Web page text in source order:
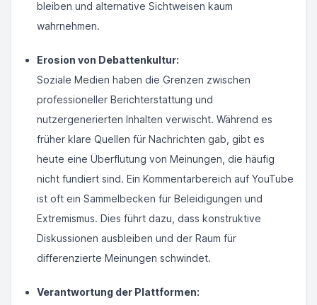
bleiben und alternative Sichtweisen kaum
wahrnehmen.
Erosion von Debattenkultur:
Soziale Medien haben die Grenzen zwischen
professioneller Berichterstattung und
nutzergenerierten Inhalten verwischt. Während es
früher klare Quellen für Nachrichten gab, gibt es
heute eine Überflutung von Meinungen, die häufig
nicht fundiert sind. Ein Kommentarbereich auf YouTube
ist oft ein Sammelbecken für Beleidigungen und
Extremismus. Dies führt dazu, dass konstruktive
Diskussionen ausbleiben und der Raum für
differenzierte Meinungen schwindet.
Verantwortung der Plattformen: